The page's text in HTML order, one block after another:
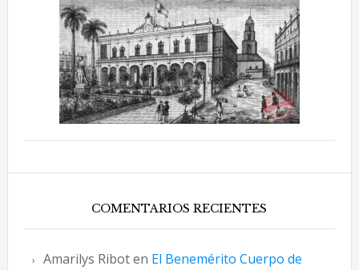
COMENTARIOS RECIENTES
Amarilys Riboten El Benemérito Cuerpo de